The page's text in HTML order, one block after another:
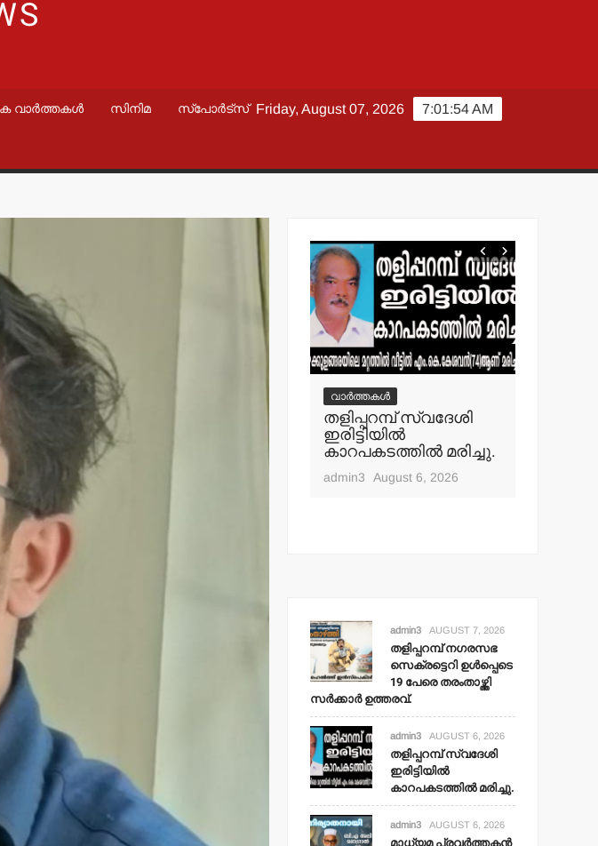
വാർത്തകൾ സിനിമ സ്പോർട്സ് 7:01:55 AM
Friday, August 07, 2026
ജേക്കബ്
സ്റ്റോര്‍
6, 2026
സെക്രട്ടെറി ഉള്‍പ്പെടെ
19 പേരെ തരംതാഴ്ത്തി
വാർത്തകൾ
തളിപ്പറമ്പ് സ്വദേശി
ഇരിട്ടിയില്‍
കാറപകടത്തില്‍ മരിച്ചു.
admin3 August 6, 2026
admin3 AUGUST 7, 2026
തളിപ്പറമ്പ് നഗരസഭ
സെക്രട്ടെറി ഉള്‍പ്പെടെ
19 പേരെ തരംതാഴ്ത്തി
സര്‍ക്കാര്‍ ഉത്തരവ്.
admin3 AUGUST 6, 2026
തളിപ്പറമ്പ് സ്വദേശി
ഇരിട്ടിയില്‍
കാറപകടത്തില്‍ മരിച്ചു.
admin3 AUGUST 6, 2026